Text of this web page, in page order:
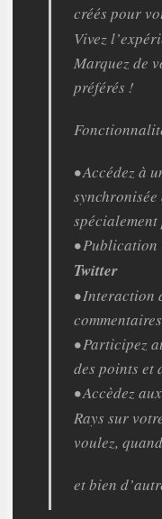
créés pour
Vivez
Marquez de
préférés !
• Accédez à
synchronisée
•
Twitter
• Interaction
• Participez
des points et
• Accèdez aux
Rays sur
voulez,
et bien